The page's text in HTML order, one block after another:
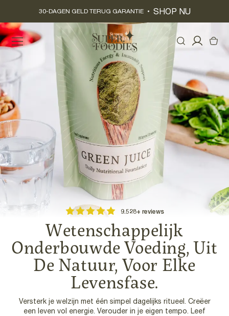
naar de
content
30-DAGEN GELD TERUG GARANTIE SHOP NU
Inloggen
9.528+ reviews
Wetenschappelijk
Onderbouwde Voeding, Uit
De Natuur, Voor Elke
Levensfase.
Versterk je welzijn met één simpel dagelijks ritueel. Creëer
een leven vol energie. Verouder in je eigen tempo. Leef